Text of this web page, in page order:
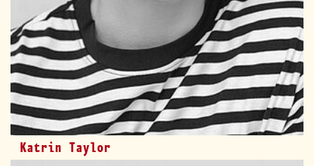
Katrin Taylor